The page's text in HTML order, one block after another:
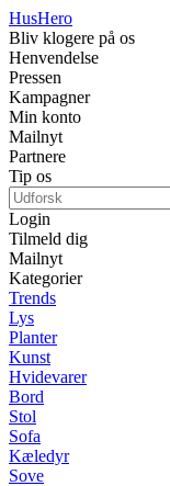
HusHero
Bliv klogere på os
Henvendelse
Pressen
Kampagner
Min konto
Mailnyt
Partnere
Tip os
Login
Tilmeld dig
Mailnyt
Kategorier
Trends
Lys
Planter
Kunst
Hvidevarer
Bord
Stol
Sofa
Kæledyr
Sove